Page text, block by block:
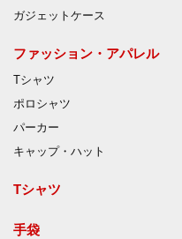
ガジェットケース
ファッション・アパレル
Tシャツ
ポロシャツ
パーカー
キャップ・ハット
Tシャツ
手袋